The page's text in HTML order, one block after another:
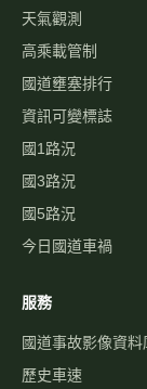
天氣觀測
高乘載管制
國道壅塞排行
資訊可變標誌
國1路況
國3路況
國5路況
今日國道車禍
服務
國道事故影像資料
歷史車速